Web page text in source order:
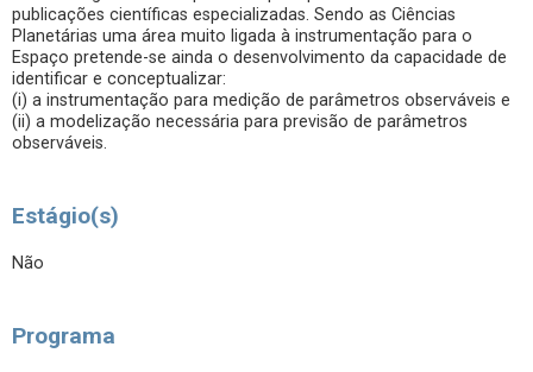
publicações científicas especializadas. Sendo as Ciências
Planetárias uma área muito ligada à instrumentação para o
Espaço pretende-se ainda o desenvolvimento da capacidade de
identificar e conceptualizar:
(i) a instrumentação para medição de parâmetros observáveis e
(ii) a modelização necessária para previsão de parâmetros
observáveis.
Estágio(s)
Não
Programa